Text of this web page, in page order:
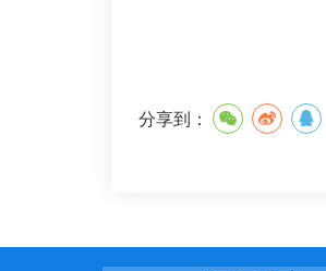
分享到：